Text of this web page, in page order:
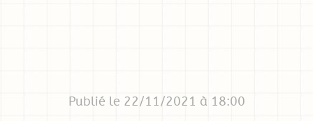
Publié le 22/11/2021 à 18:00